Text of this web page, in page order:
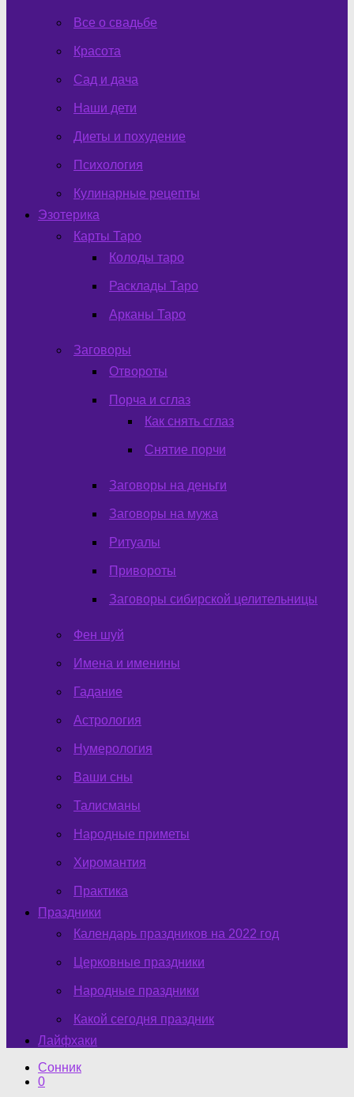
Все о свадьбе
Красота
Сад и дача
Наши дети
Диеты и похудение
Психология
Кулинарные рецепты
Эзотерика
Карты Таро
Колоды таро
Расклады Таро
Арканы Таро
Заговоры
Отвороты
Порча и сглаз
Как снять сглаз
Снятие порчи
Заговоры на деньги
Заговоры на мужа
Ритуалы
Привороты
Заговоры сибирской целительницы
Фен шуй
Имена и именины
Гадание
Астрология
Нумерология
Ваши сны
Талисманы
Народные приметы
Хиромантия
Практика
Праздники
Календарь праздников на 2022 год
Церковные праздники
Народные праздники
Какой сегодня праздник
Лайфхаки
Сонник
0